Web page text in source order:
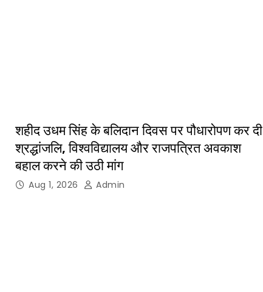
शहीद उधम सिंह के बलिदान दिवस पर पौधारोपण कर दी
श्रद्धांजलि, विश्वविद्यालय और राजपत्रित अवकाश
बहाल करने की उठी मांग
Aug 1, 2026 Admin